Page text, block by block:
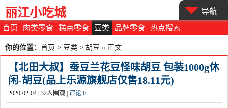
首页 肉类零食 糕点零食 豆类 品牌零食 热点搜索
丽江小吃城 导航
你的位置： 首页 > 豆类 > 胡豆 » 正文
【北田大叔】蚕豆兰花豆怪味胡豆 包装1000g休
闲-胡豆(品上乐源旗舰店仅售18.11元)
2020-02-04 | 32人围观 | 评论:0